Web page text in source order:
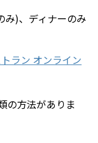
み)、ディナーのみ
ラン オンライン
の方法がありま